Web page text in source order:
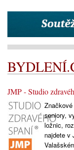
JMP - Studio
seniory,
ložnic,
najdete v